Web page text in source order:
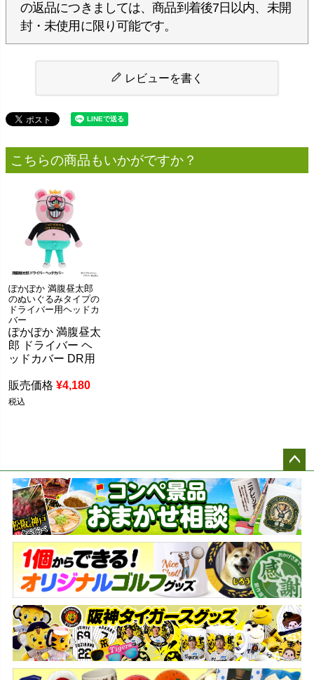
の返品につきましては、商品到着後7日以内、未開
封・未使用に限り可能です。
レビューを書く
こちらの商品もいかがですか？
ぽかぽか 満腹昼太郎
のぬいぐるみタイプの
ドライバー用ヘッドカ
バー
ぽかぽか 満腹昼太
郎 ドライバー ヘ
ッドカバー DR用
販売価格 ¥4,180
税込
ペー
ジト
ップ
へ